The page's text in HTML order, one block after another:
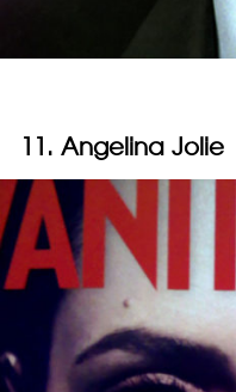
11. Angelina Jolie